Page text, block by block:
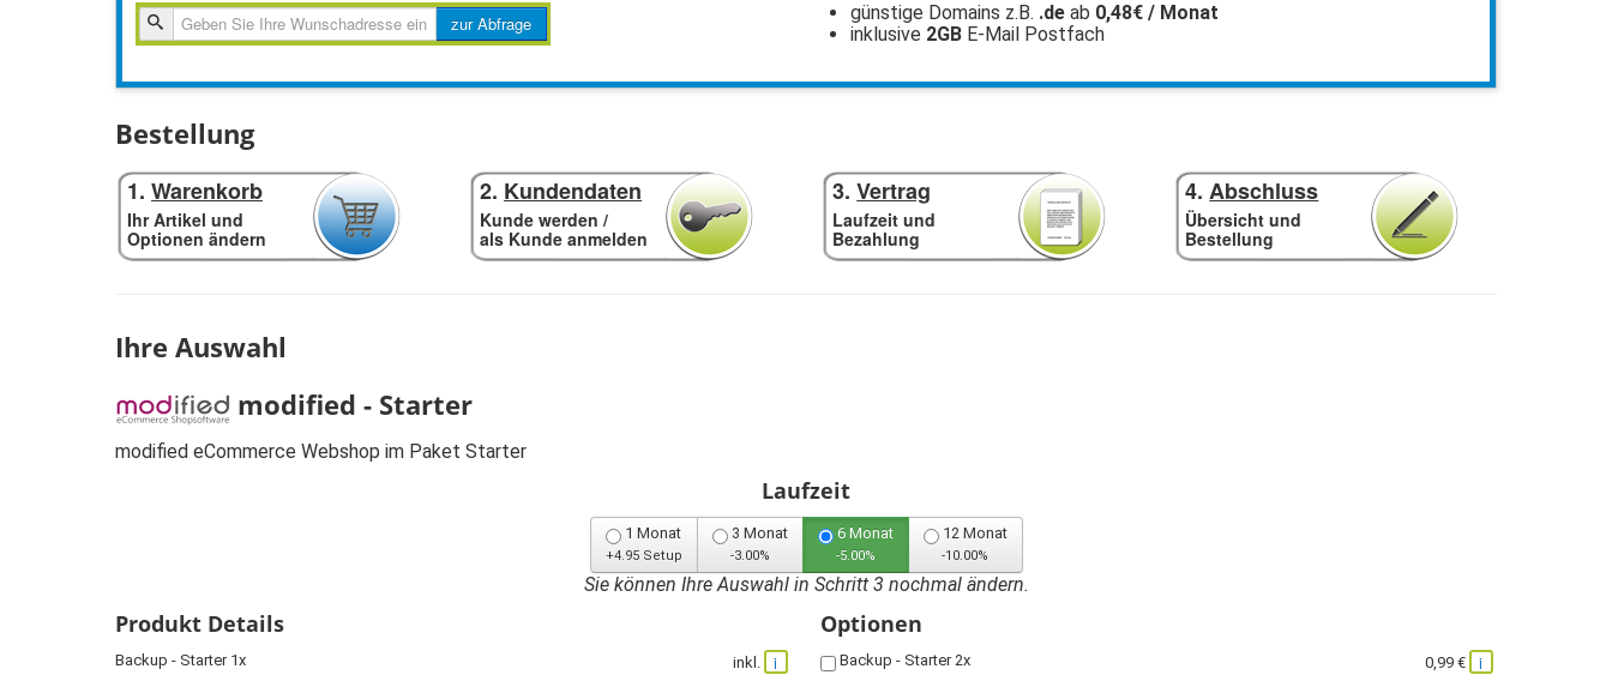
zur
Abfragen
zur Abfrage günstige Domains z.B. .deab 0,48€ / Monat
inklusive 2GBE-Mail Postfach
Bestellung
1. Warenkorb
Ihr Artikel und
Optionen ändern
2. Kundendaten
Kunde werden /
als Kunde anmelden
3.Vertrag
Laufzeit und
Bezahlung
4.Abschluss
Übersicht und
Bestellung
Ihre Auswahl
modified - Starter
modified eCommerce Webshop im Paket Starter
Laufzeit
1 Monat
+4.95 Setup
3 Monat
-3.00%
6 Monat
-5.00%
12 Monat
-10.00%
Sie können Ihre Auswahl in Schritt 3 nochmal ändern.
Produkt Details
Backup - Starter 1x inkl. i
Optionen
Backup - Starter 2x 0,99 € i